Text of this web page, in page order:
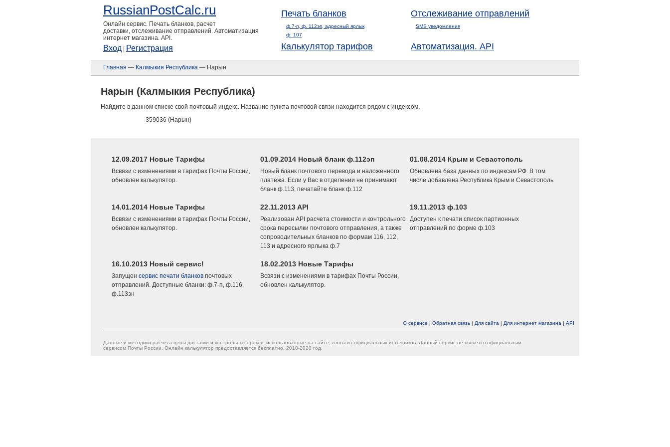
RussianPostCalc.ru
Онлайн сервис. Печать бланков, расчет
доставки, отслеживание отправлений. Автоматизация
интернет магазина. API.
Вход Регистрация
Печать бланков
ф.7-п, ф. 112эп, адресный ярлык
ф. 107
Отслеживание отправлений
SMS уведомления
Калькулятор тарифов Автоматизация. API
Главная — Калмыкия Республика — Нарын
Нарын (Калмыкия Республика)
Найдите в данном списке свой почтовый индекс. Название пункта почтовой связи находится рядом с индексом.
359036 (Нарын)
12.09.2017 Новые Тарифы
Всвязи с изменениями в тарифах Почты России,
обновлен калькулятор.
01.09.2014 Новый бланк ф.112эп
Новый бланк почтового перевода и наложенного
платежа. Если у Вас в отделении не принимают
бланк ф.113, печатайте бланк ф.112
01.08.2014 Крым и Севастополь
Обновлена база данных по индексам РФ. В том
числе добавлена Республика Крым и Севастополь
14.01.2014 Новые Тарифы
Всвязи с изменениями в тарифах Почты России,
обновлен калькулятор.
22.11.2013 API
Реализован API расчета стоимости и контрольного
срока пересылки почтового отправления, а также
сопроводительных бланков по формам 116, 112,
113 и адресного ярлыка ф.7
19.11.2013 ф.103
Доступен к печати список партионных
отправлений по форме ф.103
16.10.2013 Новый сервис!
Запущен сервис печати бланков почтовых
отправлений. Доступные бланки: ф.7-п, ф.116,
ф.113эн
18.02.2013 Новые Тарифы
Всвязи с изменениями в тарифах Почты России,
обновлен калькулятор.
О сервисе | Обратная связь | Для сайта | Для интернет магазина | API
Данные и методики расчета цены доставки и контрольных сроков, использованные на сайте, взяты из официальных источников. Данный сервис не является официальным
сервисом Почты России. Онлайн калькулятор предоставляется бесплатно. 2010-2020 год.